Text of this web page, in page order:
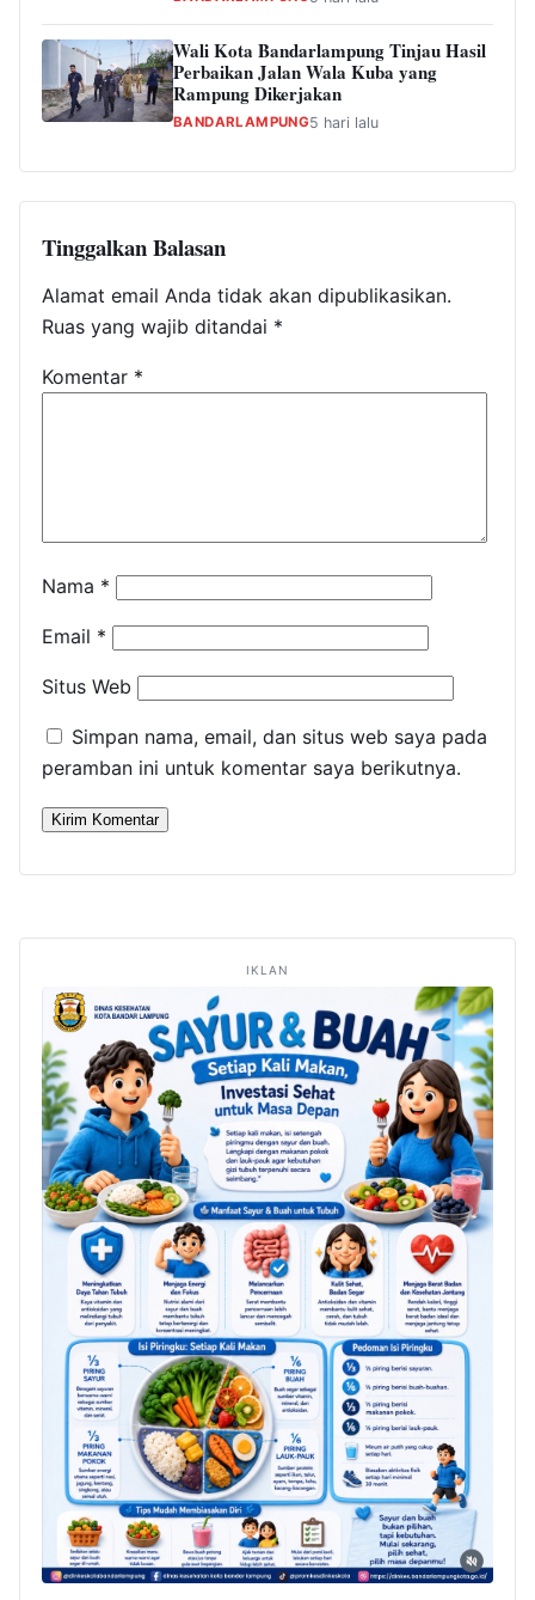
Wali Kota Bandarlampung Tinjau Hasil
Perbaikan Jalan Wala Kuba yang
Rampung Dikerjakan
BANDARLAMPUNG5 hari lalu
Tinggalkan Balasan
Alamat email Anda tidak akan dipublikasikan.
Ruas yang wajib ditandai *
Komentar *
Nama *
Email *
Situs Web
Simpan nama, email, dan situs web saya pada
peramban ini untuk komentar saya berikutnya.
IKLAN